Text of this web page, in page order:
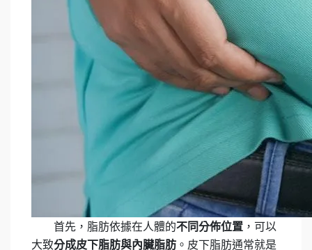
首先，脂肪依據在人體的不同分佈位置 ，可以
大致分成皮下脂肪與內臟脂肪 。皮下脂肪通常就是